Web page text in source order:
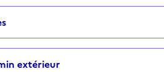
extérieur